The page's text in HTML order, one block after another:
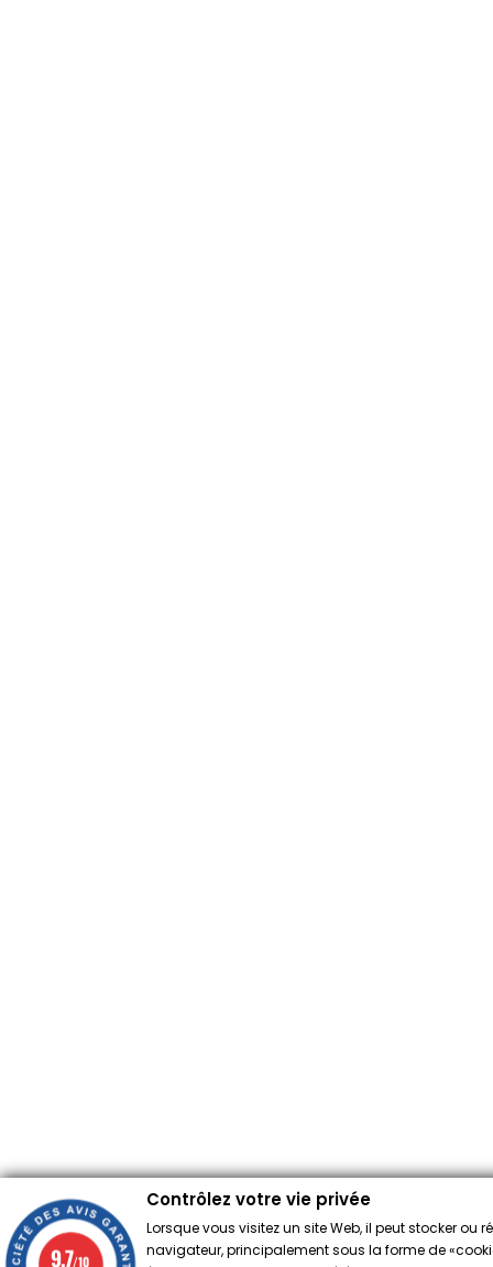
Contrôlez votre vie privée
Lorsque vous visitez un site Web, il peut stocker ou
navigateur, principalement sous la forme de
9.7/10